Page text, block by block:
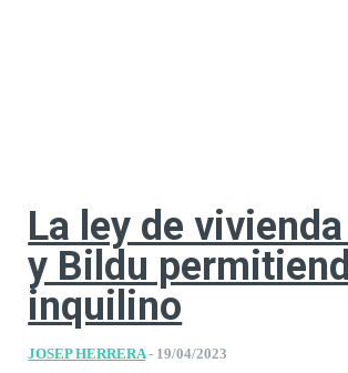
La ley de
y Bildu
inquilino
JOSEP HERRERA - 19/04/2023